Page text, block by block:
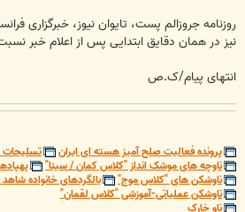
روزنامه جروزالم پست، تایوان نیوز، خبرگزاری
نیز در همان دقایق ابتدایی پس از اعلام خبر
انتهای پیام/ک.ص
پرونده فعالیت صلح آمیز هسته ای ایران
تسلیحات
ناوچه های موشک انداز "کلاس کمان / سینا"
ناوشکن های "کلاس موج"
بالگردهای خانواده
ناوشکن عملیاتی-آموزشی "کلاس لقمان"
ناو خارک